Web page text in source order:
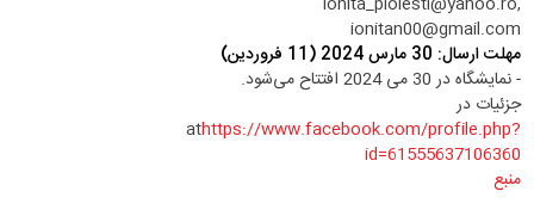
ionitan00@gmail.com
مهلت ارسال: 30 مارس 2024 (11 فروردین)
- نمایشگاه در 30 می 2024 افتتاح می‌شود.
جزئیات در
athttps://www.facebook.com/profile.php?
id=61555637106360
منبع